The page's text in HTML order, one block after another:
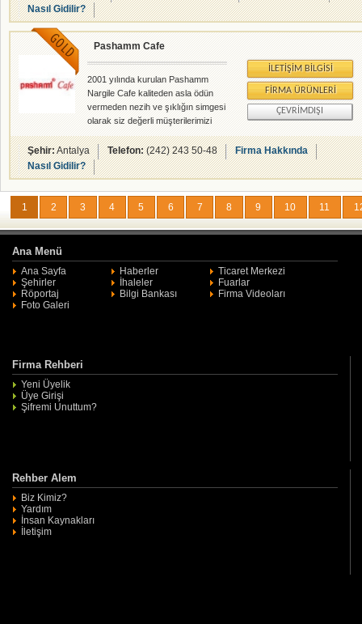
Nasıl Gidilir?
Pashamm Cafe
2001 yılında kurulan Pashamm
Nargile Cafe kaliteden asla ödün
vermeden nezih ve şıklığın simgesi
olarak siz değerli müşterilerimizi
ağırlamaktan ve Antalya'da
nargilede 1 numaralı hizmeti
vermekten onur duyar.
İLETIŞIM BILGISI
FIRMA ÜRÜNLERI
ÇEVRIMDIŞI
Şehir:Antalya Telefon:(242) 243 50-48
Firma Hakkında
Nasıl Gidilir?
1 2 3 4 5 6 7 8 9 10 11
Ana Menü
Ana Sayfa Haberler
Ticaret Merkezi
Şehirler
İhaleler
Fuarlar
Röportaj
Bilgi Bankası
Firma Videoları
Foto Galeri
Firma Rehberi
Yeni Üyelik
Üye Girişi
Şifremi Unuttum?
Rehber Alem
Biz Kimiz?
Yardım
İnsan Kaynakları
İletişim